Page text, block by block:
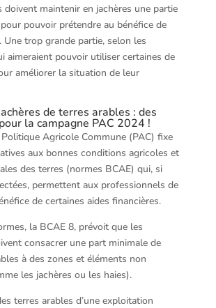
doivent maintenir en jachères une partie
pouvoir prétendre au bénéfice de
Une trop grande partie, selon les
aimeraient pouvoir utiliser certaines de
améliorer la situation de leur
de terres arables : des
la campagne PAC 2024 !
Agricole Commune (PAC) fixe
aux bonnes conditions agricoles et
des terres (normes BCAE) qui, si
permettent aux professionnels de
de certaines aides financières.
la BCAE 8, prévoit que les
consacrer une part minimale de
à des zones et éléments non
les jachères ou les haies).
terres arables d’une exploitation